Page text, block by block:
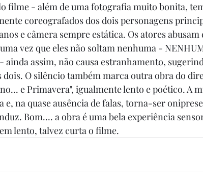
filme - além de uma fotografia muito bonita,
coreografados dos dois personagens
e câmera sempre estática. Os atores abusam
vez que eles não soltam nenhuma -
assim, não causa estranhamento,
dois. O silêncio também marca outra obra do
e Primavera", igualmente lento e poético. A
e, na quase ausência de falas, torna-ser
Bom.... a obra é uma bela experiência
lento, talvez curta o filme.